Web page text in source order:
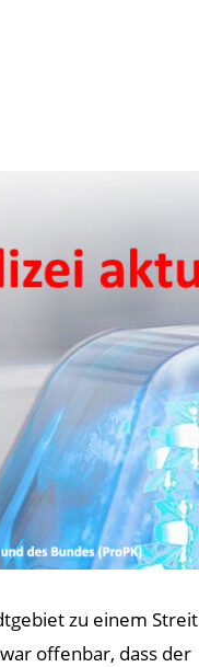
zu einem Streit
offenbar, dass der